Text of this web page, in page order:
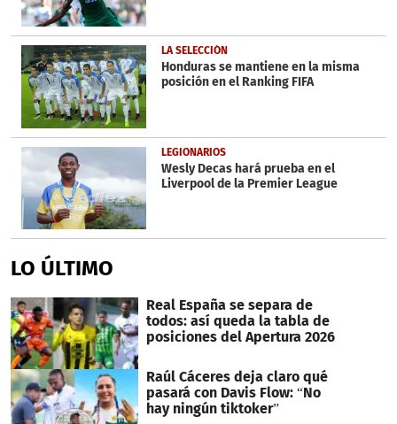
LA SELECCIÓN
Honduras se mantiene en la misma
posición en el Ranking FIFA
LEGIONARIOS
Wesly Decas hará prueba en el
Liverpool de la Premier League
LO ÚLTIMO
Real España se separa de
todos: así queda la tabla de
posiciones del Apertura 2026
Raúl Cáceres deja claro qué
pasará con Davis Flow: “No
hay ningún tiktoker”